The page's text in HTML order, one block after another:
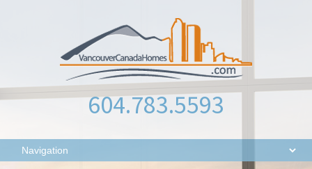
604.783.5593